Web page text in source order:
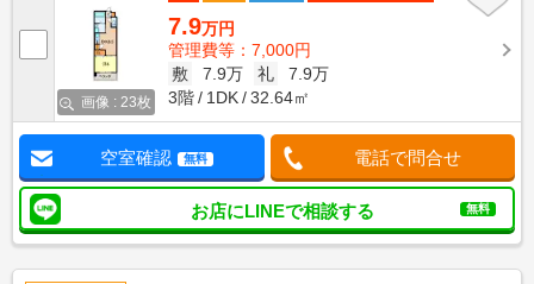
画像 : 23枚
7.9万円
管理費等：7,000円
敷
7.9万 礼
7.9万
3階
1DK 32.64㎡
空室確認 無料 電話で問合せ
お店にLINEで相談する 無料